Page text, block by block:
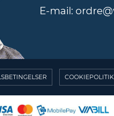
E-mail:
COOKIEPOLITIK